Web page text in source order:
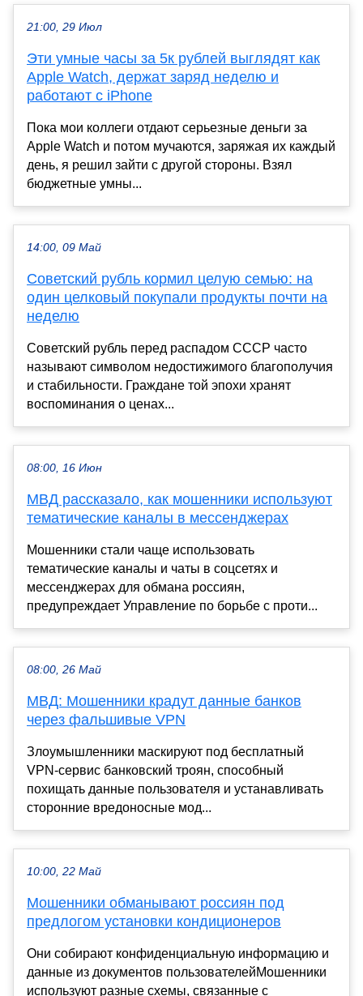
21:00, 29 Июл
Эти умные часы за 5к рублей выглядят как
Apple Watch, держат заряд неделю и
работают с iPhone
Пока мои коллеги отдают серьезные деньги за
Apple Watch и потом мучаются, заряжая их каждый
день, я решил зайти с другой стороны. Взял
бюджетные умны...
14:00, 09 Май
Советский рубль кормил целую семью: на
один целковый покупали продукты почти на
неделю
Советский рубль перед распадом СССР часто
называют символом недостижимого благополучия
и стабильности. Граждане той эпохи хранят
воспоминания о ценах...
08:00, 16 Июн
МВД рассказало, как мошенники используют
тематические каналы в мессенджерах
Мошенники стали чаще использовать
тематические каналы и чаты в соцсетях и
мессенджерах для обмана россиян,
предупреждает Управление по борьбе с проти...
08:00, 26 Май
МВД: Мошенники крадут данные банков
через фальшивые VPN
Злоумышленники маскируют под бесплатный
VPN-сервис банковский троян, способный
похищать данные пользователя и устанавливать
сторонние вредоносные мод...
10:00, 22 Май
Мошенники обманывают россиян под
предлогом установки кондиционеров
Они собирают конфиденциальную информацию и
данные из документов пользователейМошенники
используют разные схемы, связанные с